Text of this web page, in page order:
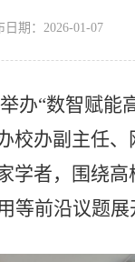
日期：2026-01-07
办“数智赋
校办副主任
学者，围绕
前沿议题展